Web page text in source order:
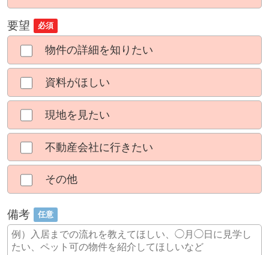
要望 必須
物件の詳細を知りたい
資料がほしい
現地を見たい
不動産会社に行きたい
その他
備考 任意